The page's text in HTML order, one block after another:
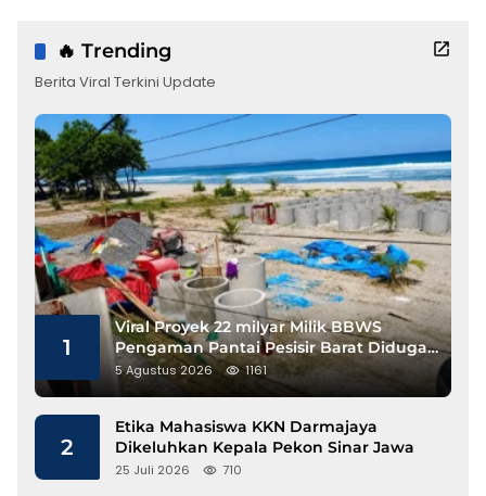
🔥 Trending
Berita Viral Terkini Update
1
Viral Proyek 22 milyar Milik BBWS
Pengaman Pantai Pesisir Barat Diduga
Gunakan Besi Banci
5 Agustus 2026 1161
2
Etika Mahasiswa KKN Darmajaya
Dikeluhkan Kepala Pekon Sinar Jawa
25 Juli 2026 710